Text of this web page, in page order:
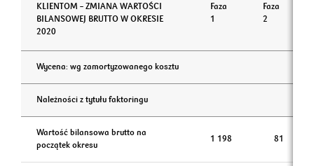
KLIENTOM – ZMIANA WARTOŚCI
BILANSOWEJ BRUTTO W OKRESIE
2020
Faza
1
Faza
2
Wycena: wg zamortyzowanego kosztu
Należności z tytułu faktoringu
Wartość bilansowa brutto na
początek okresu
1 198 81